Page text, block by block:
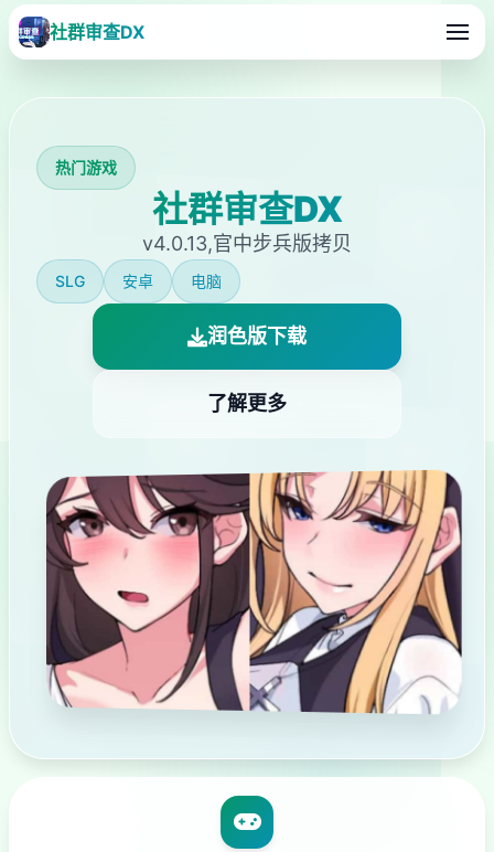
社群审查DX
热门游戏
社群审查DX
v4.0.13,官中步兵版拷贝
SLG 安卓 电脑
润色版下载
了解更多